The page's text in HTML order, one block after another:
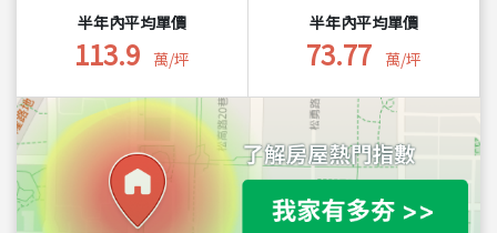
半年內平均單價
113.9 萬/坪
半年內平均單價
73.77 萬/坪